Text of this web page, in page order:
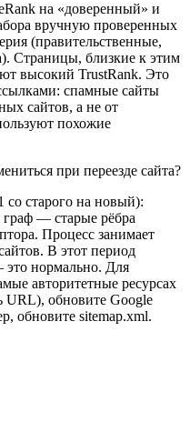
на «доверенный» и
вручную проверенных
(правительственные,
Страницы, близкие к этим
высокий TrustRank. Это
спамные сайты
сайтов, а не от
похожие
при переезде сайта?
старого на новый):
граф — старые рёбра
Процесс занимает
В этот период
нормально. Для
авторитетные ресурсах
URL), обновите Google
обновите sitemap.xml.